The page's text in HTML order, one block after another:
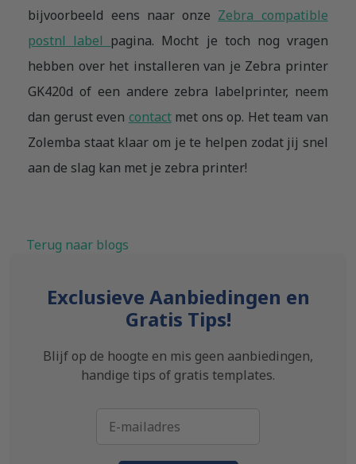
bijvoorbeeld eens naar onze Zebra compatible
postnl label pagina. Mocht je toch nog vragen
hebben over het installeren van je Zebra printer
GK420d of een andere zebra labelprinter, neem
dan gerust even contactmet ons op. Het team van
Zolemba staat klaar om je te helpen zodat jij snel
aan de slag kan met je zebra printer!
Terug naar blogs
Exclusieve Aanbiedingen en
Gratis Tips!
Blijf op de hoogte en mis geen aanbiedingen,
handige tips of gratis templates.